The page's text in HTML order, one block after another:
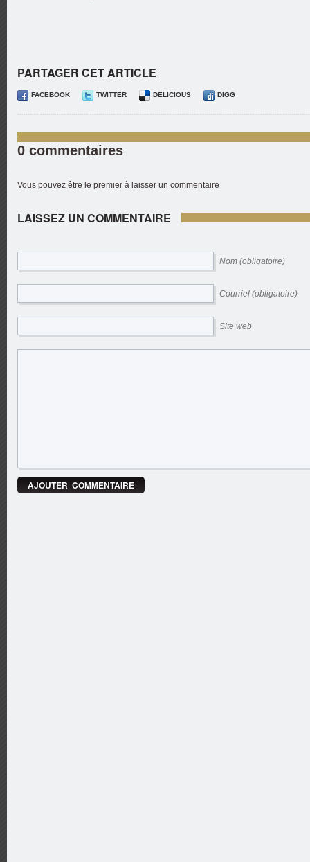
PARTAGER CET ARTICLE
FACEBOOK TWITTER DELICIOUS DIGG
0 commentaires
Vous pouvez être le premier à laisser un commentaire
LAISSEZ UN COMMENTAIRE
Nom (obligatoire)
Courriel (obligatoire)
Site web